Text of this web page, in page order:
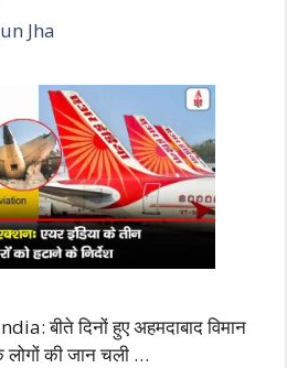
Jha
बीते दिनों हुए अहमदाबाद विमान
की जान चली …